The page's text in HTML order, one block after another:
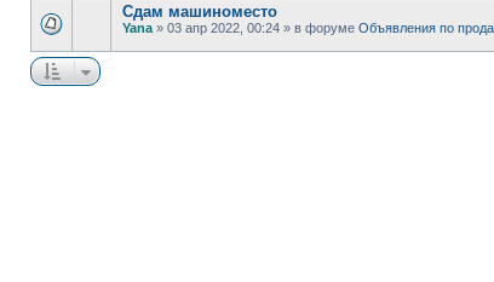
Сдам машиноместо
Yana » 03 апр 2022, 00:24 » в форуме Объявления по